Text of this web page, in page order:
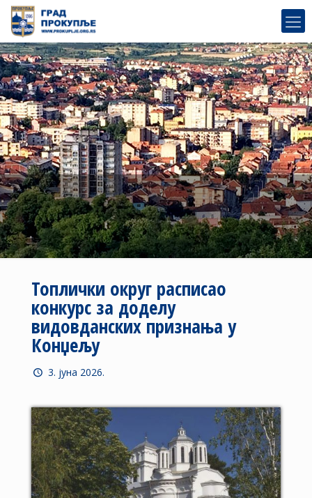
Топлички округ расписао
конкурс за доделу
видовданских признања у
Конџељу
3. јуна 2026.